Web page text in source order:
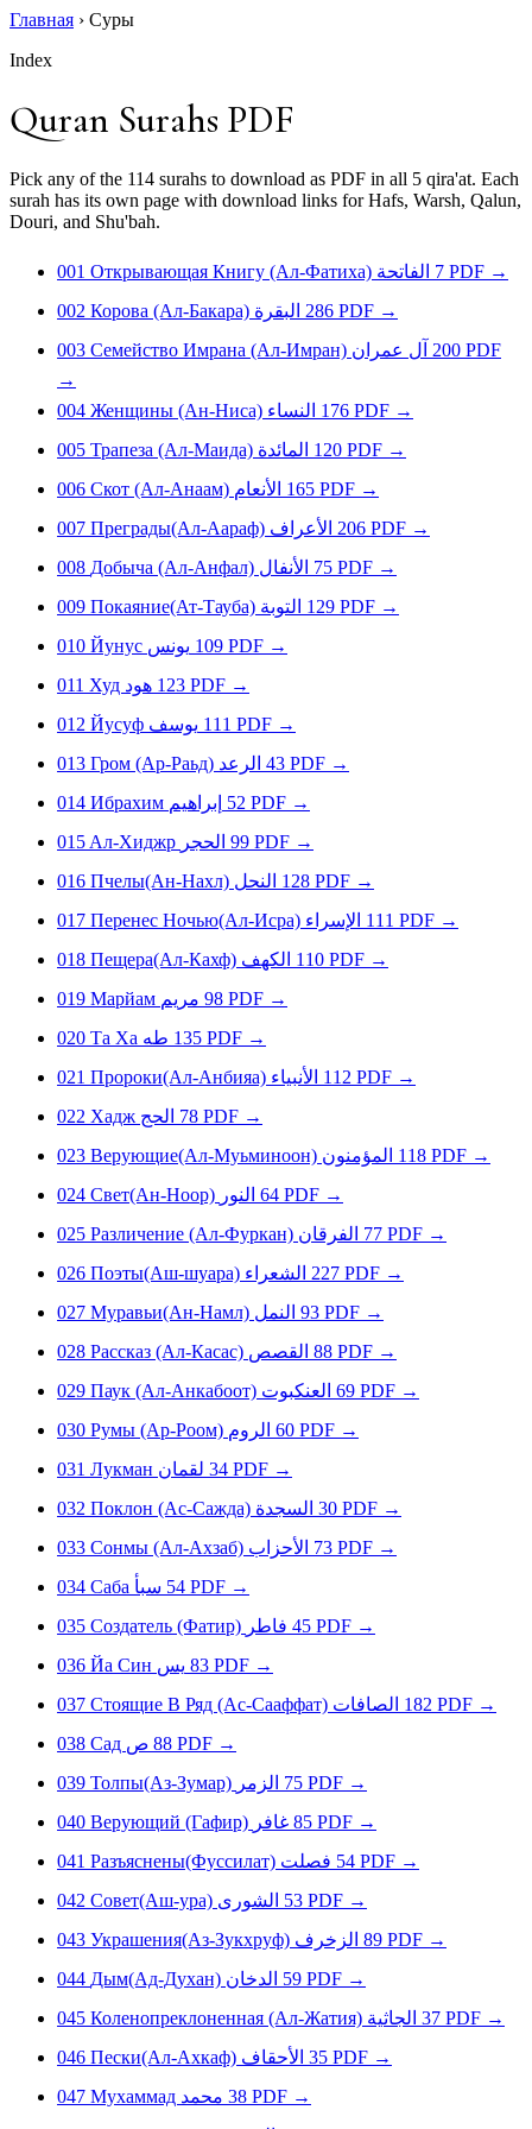
Главная › Суры
Index
Quran Surahs PDF
Pick any of the 114 surahs to download as PDF in all 5 qira'at. Each
surah has its own page with download links for Hafs, Warsh, Qalun,
Douri, and Shu'bah.
001 Открывающая Книгу (Ал-Фатиха) الفاتحة 7 PDF →
002 Корова (Ал-Бакара) البقرة 286 PDF →
003 Семейство Имрана (Ал-Имран) آل عمران 200 PDF
→
004 Женщины (Ан-Ниса) النساء 176 PDF →
005 Трапеза (Ал-Маида) المائدة 120 PDF →
006 Скот (Ал-Анаам) الأنعام 165 PDF →
007 Преграды(Ал-Аaраф) الأعراف 206 PDF →
008 Добыча (Ал-Анфал) الأنفال 75 PDF →
009 Покаяние(Ат-Тауба) التوبة 129 PDF →
010 Йунус يونس 109 PDF →
011 Худ هود 123 PDF →
012 Йуcуф يوسف 111 PDF →
013 Гром (Ар-Раьд) الرعد 43 PDF →
014 Ибpaxим إبراهيم 52 PDF →
015 Aл-Xиджp الحجر 99 PDF →
016 Пчелы(Ан-Нахл) النحل 128 PDF →
017 Перенес Ночью(Ал-Исра) الإسراء 111 PDF →
018 Пещера(Ал-Кахф) الكهف 110 PDF →
019 Мapйaм مريم 98 PDF →
020 Тa Xa طه 135 PDF →
021 Пророки(Ал-Анбияа) الأنبياء 112 PDF →
022 Xaдж الحج 78 PDF →
023 Верующие(Ал-Муьминоон) المؤمنون 118 PDF →
024 Свет(Ан-Ноор) النور 64 PDF →
025 Различение (Ал-Фуркан) الفرقان 77 PDF →
026 Поэты(Аш-шуара) الشعراء 227 PDF →
027 Муравьи(Ан-Намл) النمل 93 PDF →
028 Рассказ (Ал-Касас) القصص 88 PDF →
029 Паук (Ал-Анкабоот) العنكبوت 69 PDF →
030 Pумы (Ар-Роом) الروم 60 PDF →
031 Лукмaн لقمان 34 PDF →
032 Поклон (Ас-Сажда) السجدة 30 PDF →
033 Сонмы (Ал-Ахзаб) الأحزاب 73 PDF →
034 Caбa سبأ 54 PDF →
035 Создатель (Фатир) فاطر 45 PDF →
036 Йa Cин يس 83 PDF →
037 Стоящие В Ряд (Ас-Сааффат) الصافات 182 PDF →
038 Сад ص 88 PDF →
039 Толпы(Аз-Зумар) الزمر 75 PDF →
040 Верующий (Гафир) غافر 85 PDF →
041 Разъяснены(Фуссилат) فصلت 54 PDF →
042 Совет(Аш-ура) الشورى 53 PDF →
043 Украшения(Аз-Зукхруф) الزخرف 89 PDF →
044 Дым(Ад-Духан) الدخان 59 PDF →
045 Коленопреклоненная (Ал-Жатия) الجاثية 37 PDF →
046 Пески(Ал-Ахкаф) الأحقاف 35 PDF →
047 Муxaммaд محمد 38 PDF →